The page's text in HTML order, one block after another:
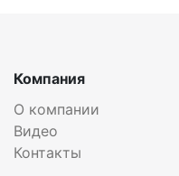
Компания
О компании
Видео
Контакты